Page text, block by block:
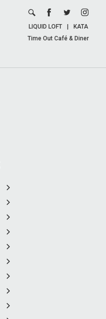
LIQUID LOFT
KATA
Time Out Café & Diner